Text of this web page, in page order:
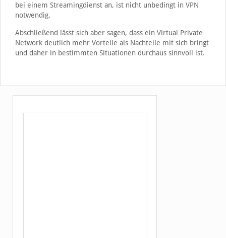
bei einem Streamingdienst an, ist nicht unbedingt in VPN
notwendig.
Abschließend lässt sich aber sagen, dass ein Virtual Private
Network deutlich mehr Vorteile als Nachteile mit sich bringt
und daher in bestimmten Situationen durchaus sinnvoll ist.